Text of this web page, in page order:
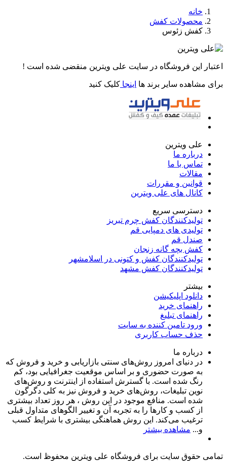
خانه
محصولات کفش
کفش زئوس
اعتبار این فروشگاه در سایت علی ویترین منقضی شده است !
برای مشاهده سایر برند ها اینجا کلیک کنید
علی ویترین
درباره ما
تماس با ما
مقالات
قوانین و مقررات
کانال های علی ویترین
دسترسی سریع
تولیدکنندگان کفش چرم تبریز
تولیدی های دمپایی قم
صندل قم
کفش بچه گانه زنجان
تولیدکنندگان کفش و کتونی در اسلامشهر
تولیدکنندگان کفش مشهد
بیشتر
دانلود اپلیکیشن
راهنمای خرید
راهنمای تبلیغ
ورود تامین کننده به سایت
حذف حساب کاربری
درباره ما
در دنیای امروز روش‌های سنتی بازاریابی و خرید و فروش که
به صورت حضوری و بر اساس موقعیت جغرافیایی بود، کم
رنگ شده است. با گسترش استفاده از اینترنت و روش‌های
نوین تبلیغات، روش‌های خرید و فروش نیز به کلی دگرگون
شده است. منافع موجود در این روش ، هر روز تعداد بیشتری
از کسب و کارها را به تجربه‌ آن و تغییر الگوهای متداول قبلی
ترغیب می‌کند. این روش هماهنگی بیشتری با شرایط کسب
و... مشاهده بیشتر
تمامی حقوق سایت برای فروشگاه علی ویترین محفوظ است.